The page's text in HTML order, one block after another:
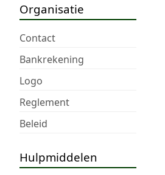
Organisatie
Contact
Bankrekening
Logo
Reglement
Beleid
Hulpmiddelen